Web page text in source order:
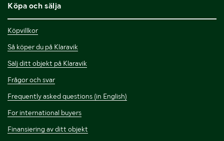
Köpa och sälja
Köpvillkor
Så köper du på Klaravik
Sälj ditt objekt på Klaravik
Frågor och svar
Frequently asked questions (in English)
For international buyers
Finansiering av ditt objekt